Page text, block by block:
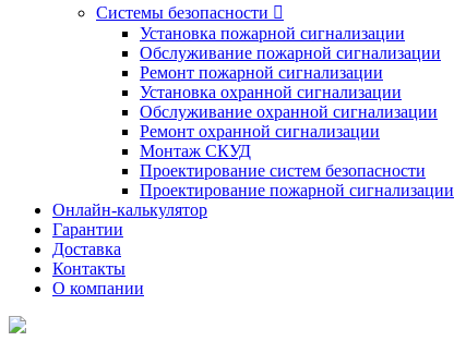
Системы безопасности 
Установка пожарной сигнализации
Обслуживание пожарной сигнализации
Ремонт пожарной сигнализации
Установка охранной сигнализации
Обслуживание охранной сигнализации
Ремонт охранной сигнализации
Монтаж СКУД
Проектирование систем безопасности
Проектирование пожарной сигнализации
Онлайн-калькулятор
Гарантии
Доставка
Контакты
О компании